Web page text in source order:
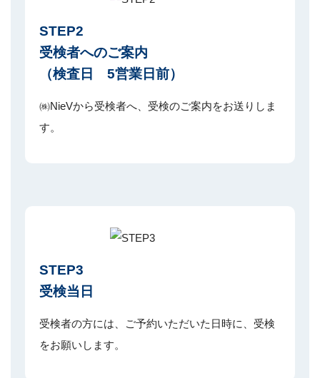
STEP2
受検者へのご案内
（検査日 5営業日前）
㈱NieVから受検者へ、受検のご案内をお送りしま
す。
STEP3
受検当日
受検者の方には、ご予約いただいた日時に、受検
をお願いします。